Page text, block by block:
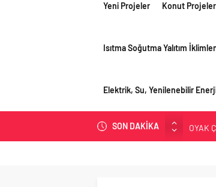
Yeni Projeler Konut
Isıtma Soğutma Yalıtım
Elektrik, Su, Yenilenebilir
SON DAKİKA
OYAK